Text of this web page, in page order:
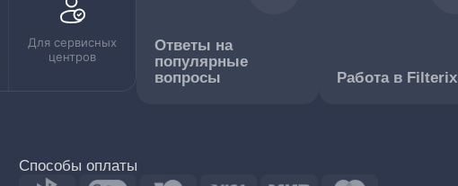
Для сервисных
центров
Ответы на
популярные
вопросы
Работа в Filterix
Способы оплаты